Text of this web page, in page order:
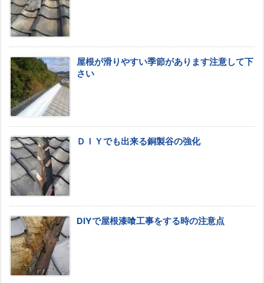
屋根が滑りやすい季節があります注意して下
さい
ＤＩＹでも出来る銅製谷の強化
DIYで屋根漆喰工事をする時の注意点